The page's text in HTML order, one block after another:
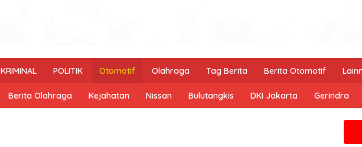
KRIMINAL POLITIK Otomotif Olahraga Tag Berita Berita Otomotif
Berita Olahraga Kejahatan Nissan Bulutangkis DKI Jakarta Gerindra
Jika